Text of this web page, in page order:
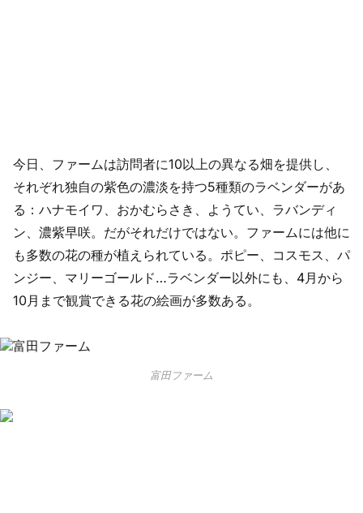
今日、ファームは訪問者に10以上の異なる畑を提供し、
それぞれ独自の紫色の濃淡を持つ5種類のラベンダーがあ
る：ハナモイワ、おかむらさき、ようてい、ラバンディ
ン、濃紫早咲。だがそれだけではない。ファームには他に
も多数の花の種が植えられている。ポピー、コスモス、パ
ンジー、マリーゴールド…ラベンダー以外にも、4月から
10月まで観賞できる花の絵画が多数ある。
富田ファーム